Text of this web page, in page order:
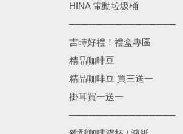
HINA 電動垃圾桶
────────────────
吉時好禮！禮盒專區
精品咖啡豆
精品咖啡豆 買三送一
掛耳買一送一
────────────────